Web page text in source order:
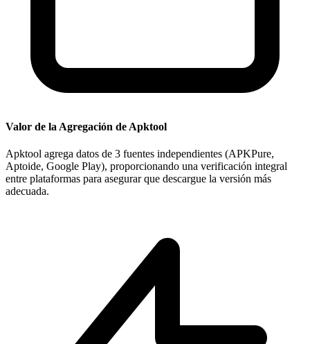
Valor de la Agregación de Apktool
Apktool agrega datos de 3 fuentes independientes (APKPure,
Aptoide, Google Play), proporcionando una verificación integral
entre plataformas para asegurar que descargue la versión más
adecuada.